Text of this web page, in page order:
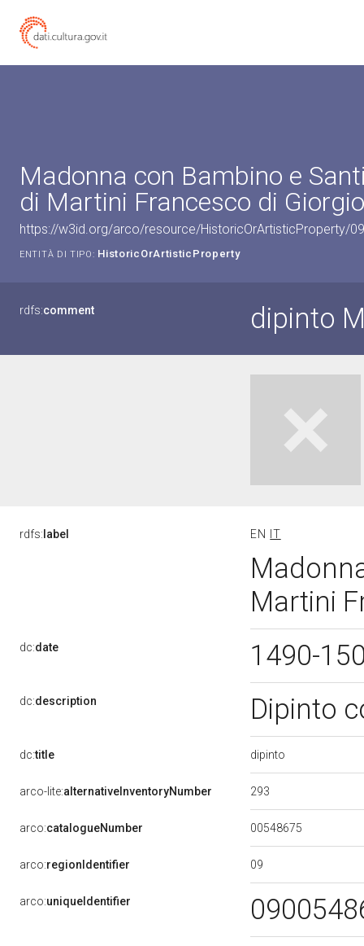
Madonna con Bambino e
di Martini Francesco di
https://w3id.org/arco/resource/HistoricOrArtisticProperty/
ENTITÀ DI TIPO: HistoricOrArtisticProperty
rdfs:comment dipinto
rdfs: label EN IT
Martini
dc:date 1490-
dc:description Dipinto
dc:title dipinto
arco-lite:alternativeInventoryNumber 293
arco:catalogueNumber 00548675
arco:regionIdentifier 09
arco:uniqueIdentifier